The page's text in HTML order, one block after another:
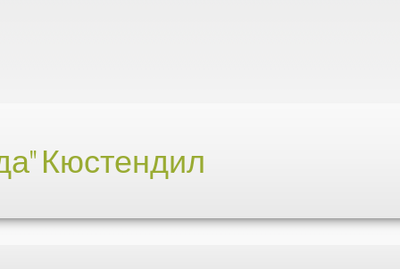
Кюстендил